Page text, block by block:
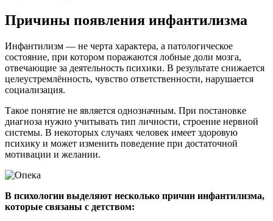
Причины появления инфантилизма
Инфантилизм — не черта характера, а патологическое
состояние, при котором поражаются лобные доли мозга,
отвечающие за деятельность психики. В результате снижается
целеустремлённость, чувство ответственности, нарушается
социализация.
Такое понятие не является однозначным. При постановке
диагноза нужно учитывать тип личности, строение нервной
системы. В некоторых случаях человек имеет здоровую
психику и может изменить поведение при достаточной
мотивации и желании.
В психологии выделяют несколько причин инфантилизма,
которые связаны с детством: